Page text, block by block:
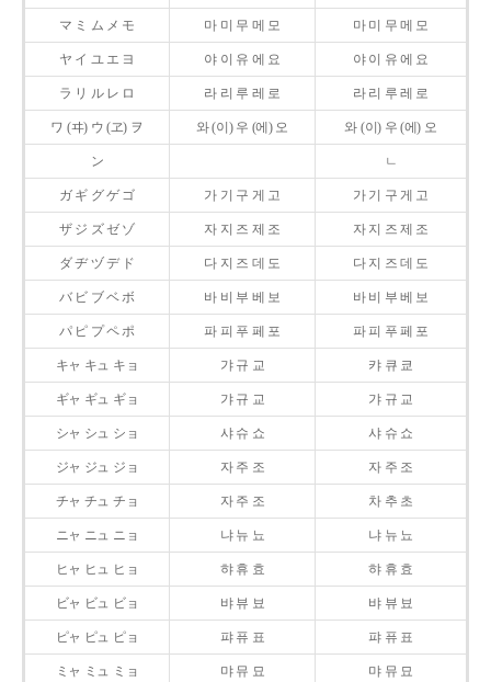
マ ミ ム メ モ 마 미 무 메 모 마 미 무 메 모
ヤ イ ユ エ ヨ 야 이 유 에 요 야 이 유 에 요
ラ リ ル レ ロ 라 리 루 레 로 라 리 루 레 로
ワ (ヰ) ウ (ヱ) ヲ 와 (이) 우 (에) 오 와 (이) 우 (에) 오
ン ㄴ
ガ ギ グ ゲ ゴ 가 기 구 게 고 가 기 구 게 고
ザ ジ ズ ゼ ゾ 자 지 즈 제 조 자 지 즈 제 조
ダ ヂ ヅ デ ド 다 지 즈 데 도 다 지 즈 데 도
バ ビ ブ ベ ボ 바 비 부 베 보 바 비 부 베 보
パ ピ プ ペ ポ 파 피 푸 페 포 파 피 푸 페 포
キャ キュ キョ 갸 규 교 캬 큐 쿄
ギャ ギュ ギョ 갸 규 교 갸 규 교
シャ シュ ショ 샤 슈 쇼 샤 슈 쇼
ジャ ジュ ジョ 자 주 조 자 주 조
チャ チュ チョ 자 주 조 차 추 초
ニャ ニュ ニョ 냐 뉴 뇨 냐 뉴 뇨
ヒャ ヒュ ヒョ 햐 휴 효 햐 휴 효
ビャ ビュ ビョ 뱌 뷰 뵤 뱌 뷰 뵤
ピャ ピュ ピョ 퍄 퓨 표 퍄 퓨 표
ミャ ミュ ミョ 먀 뮤 묘 먀 뮤 묘